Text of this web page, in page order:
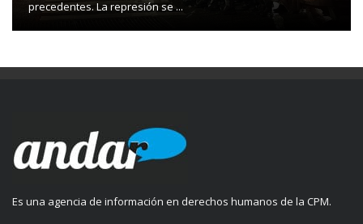
precedentes. La represión se ...
Es una agencia de información en derechos humanos de la CPM.